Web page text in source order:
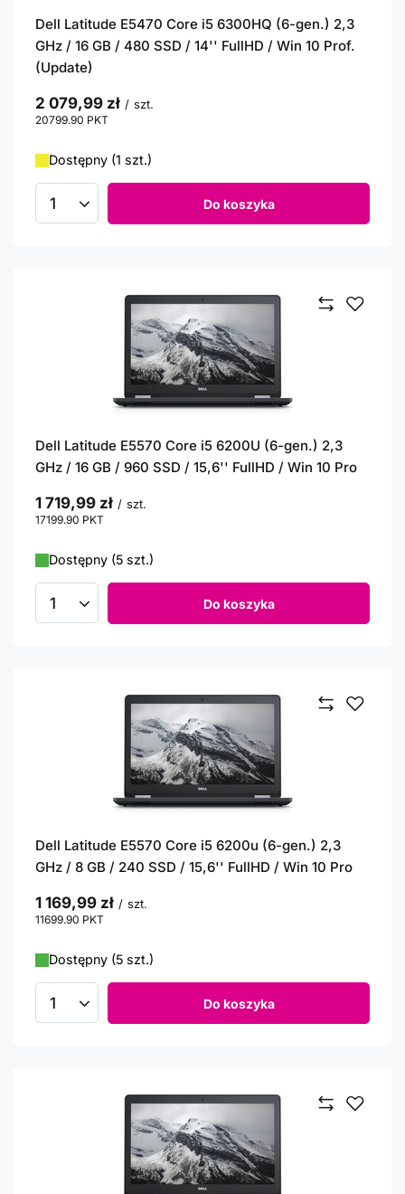
Dell Latitude E5470 Core i5 6300HQ (6-gen.) 2,3
GHz / 16 GB / 480 SSD / 14'' FullHD / Win 10 Prof.
(Update)
2 079,99 zł / szt.
20799.90 PKT
Dostępny (1 szt.)
Ilość produktów Do koszyka
Dell Latitude E5570 Core i5 6200U (6-gen.) 2,3
GHz / 16 GB / 960 SSD / 15,6'' FullHD / Win 10 Pro
1 719,99 zł / szt.
17199.90 PKT
Dostępny (5 szt.)
Ilość produktów Do koszyka
Dell Latitude E5570 Core i5 6200u (6-gen.) 2,3
GHz / 8 GB / 240 SSD / 15,6'' FullHD / Win 10 Pro
1 169,99 zł / szt.
11699.90 PKT
Dostępny (5 szt.)
Ilość produktów Do koszyka